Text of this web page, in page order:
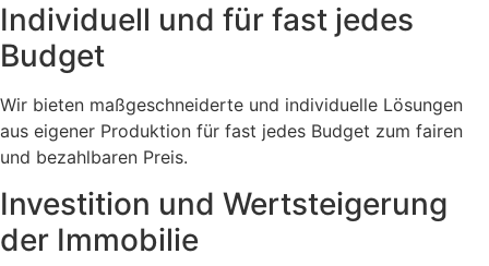
Individuell und für fast jedes
Budget
Wir bieten maßgeschneiderte und individuelle Lösungen
aus eigener Produktion für fast jedes Budget zum fairen
und bezahlbaren Preis.
Investition und Wertsteigerung
der Immobilie